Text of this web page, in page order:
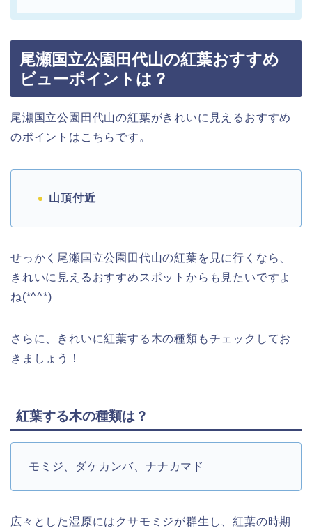
尾瀬国立公園田代山の紅葉おすすめ
ビューポイントは？
尾瀬国立公園田代山の紅葉がきれいに見えるおすすめ
のポイントはこちらです。
山頂付近
せっかく尾瀬国立公園田代山の紅葉を見に行くなら、
きれいに見えるおすすめスポットからも見たいですよ
ね(*^^*)
さらに、きれいに紅葉する木の種類もチェックしてお
きましょう！
紅葉する木の種類は？
モミジ、ダケカンバ、ナナカマド
広々とした湿原にはクサモミジが群生し、紅葉の時期